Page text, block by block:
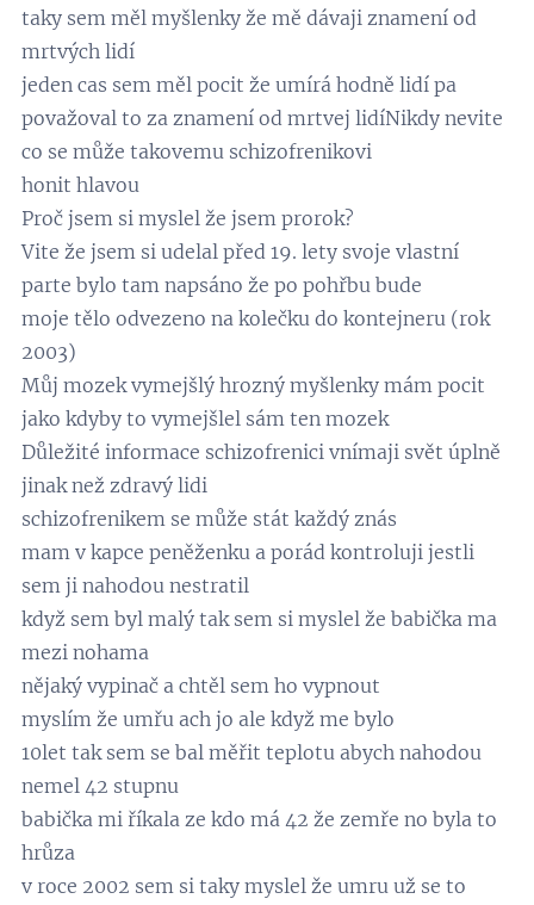
taky sem měl myšlenky že mě dávaji znamení od
mrtvých lidí
jeden cas sem měl pocit že umírá hodně lidí pa
považoval to za znamení od mrtvej lidíNikdy nevite
co se může takovemu schizofrenikovi
honit hlavou
Proč jsem si myslel že jsem prorok?
Vite že jsem si udelal před 19. lety svoje vlastní
parte bylo tam napsáno že po pohřbu bude
moje tělo odvezeno na kolečku do kontejneru (rok
2003)
Můj mozek vymejšlý hrozný myšlenky mám pocit
jako kdyby to vymejšlel sám ten mozek
Důležité informace schizofrenici vnímaji svět úplně
jinak než zdravý lidi
schizofrenikem se může stát každý znás
mam v kapce peněženku a porád kontroluji jestli
sem ji nahodou nestratil
když sem byl malý tak sem si myslel že babička ma
mezi nohama
nějaký vypinač a chtěl sem ho vypnout
myslím že umřu ach jo ale když me bylo
10let tak sem se bal měřit teplotu abych nahodou
nemel 42 stupnu
babička mi říkala ze kdo má 42 že zemře no byla to
hrůza
v roce 2002 sem si taky myslel že umru už se to